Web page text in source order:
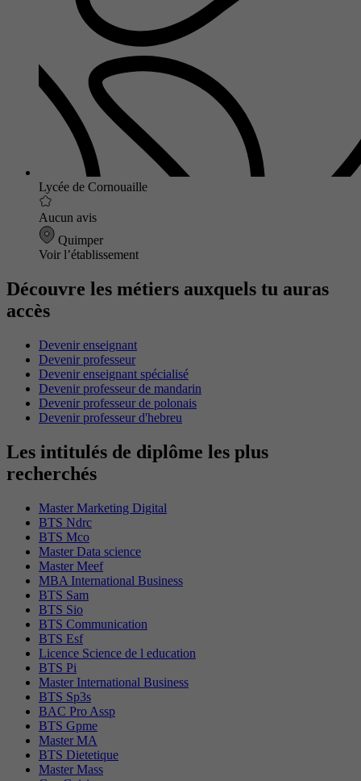
Lycée de Cornouaille
Aucun avis
Quimper
Voir l’établissement
Découvre les métiers auxquels tu auras
accès
Devenir enseignant
Devenir professeur
Devenir enseignant spécialisé
Devenir professeur de mandarin
Devenir professeur de polonais
Devenir professeur d'hebreu
Les intitulés de diplôme les plus
recherchés
Master Marketing Digital
BTS Ndrc
BTS Mco
Master Data science
Master Meef
MBA International Business
BTS Sam
BTS Sio
BTS Communication
BTS Esf
Licence Science de l education
BTS Pi
Master International Business
BTS Sp3s
BAC Pro Assp
BTS Gpme
Master MA
BTS Dietetique
Master Mass